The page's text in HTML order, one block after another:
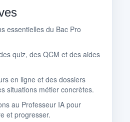
essentielles du Bac Pro
quiz, des QCM et des aides
en ligne et des dossiers
situations métier concrètes.
au Professeur IA pour
et progresser.